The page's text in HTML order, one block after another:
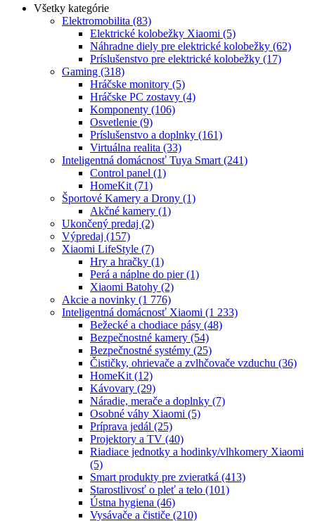
ZoradenéVšetky kategórie
Elektromobilita (83)
Elektrické kolobežky Xiaomi (5)
Náhradne diely pre elektrické kolobežky (62)
Príslušenstvo pre elektrické kolobežky (17)
Gaming (318)
Hráčske monitory (5)
Hráčske PC zostavy (4)
Komponenty (106)
Osvetlenie (9)
Príslušenstvo a doplnky (161)
Virtuálna realita (33)
Inteligentná domácnosť Tuya Smart (241)
Control panel (1)
HomeKit (71)
Športové Kamery a Drony (1)
Akčné kamery (1)
Ukončený predaj (2)
Výpredaj (157)
Xiaomi LifeStyle (7)
Hry a hračky (1)
Perá a náplne do pier(1)
Xiaomi Batohy (2)
Akcie a novinky (1 776)
Inteligentná domácnosť Xiaomi (1 233)
Bežecké a chodiace pásy (48)
Bezpečnostné kamery (54)
Bezpečnostné systémy (25)
Čističky, ohrievače a zvlhčovače vzduchu (36)
HomeKit (12)
Kávovary (29)
Náradie, merače a doplnky (7)
Osobné váhy Xiaomi (5)
Príprava jedál (25)
Projektory a TV (40)
Riadiace jednotky a hodinky/vlhkomery Xiaomi
(5)
Smart produkty pre zvieratká (413)
Starostlivosť o pleť a telo (101)
Ústna hygiena (46)
Vysávače a čističe (210)